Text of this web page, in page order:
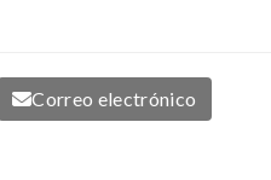
Correo electrónico